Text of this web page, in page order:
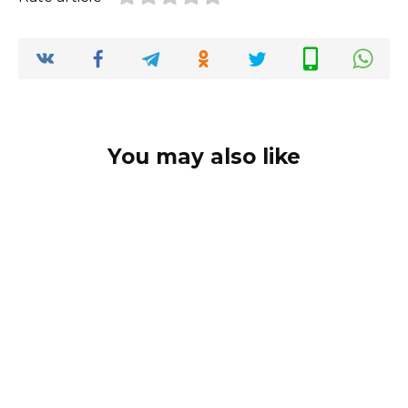
You may also like